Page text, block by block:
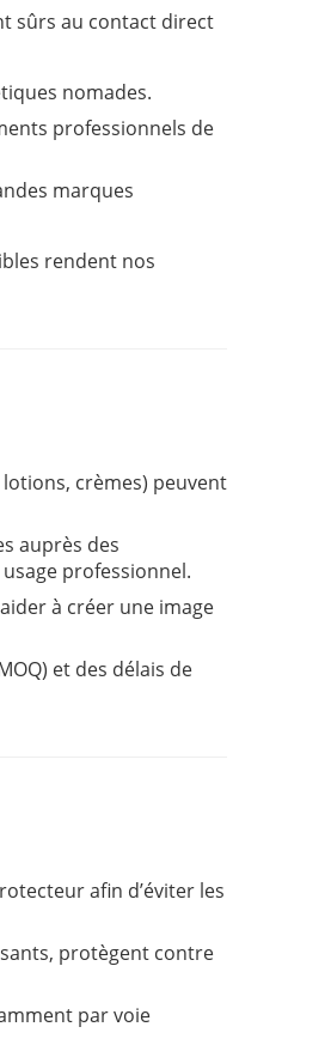
sûrs au contact direct
nomades.
professionnels de
marques
rendent nos
crèmes) peuvent
auprès des
professionnel.
à créer une image
et des délais de
afin d’éviter les
protègent contre
par voie